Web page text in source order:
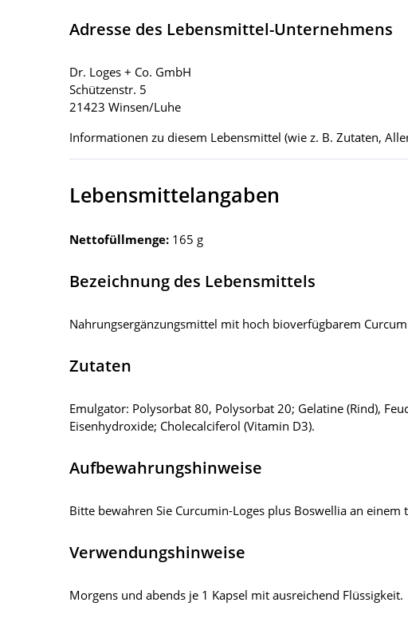
Adresse des Lebensmittel-Unternehmens
Dr. Loges + Co. GmbH
Schützenstr. 5
21423 Winsen/Luhe
Informationen zu diesem Lebensmittel (wie z. B. Zutaten,
Lebensmittelangaben
Nettofüllmenge: 165 g
Bezeichnung des Lebensmittels
Nahrungsergänzungsmittel mit hoch bioverfügbarem
Zutaten
Emulgator: Polysorbat 80, Polysorbat 20; Gelatine (Rind),
Eisenhydroxide; Cholecalciferol (Vitamin D3).
Aufbewahrungshinweise
Bitte bewahren Sie Curcumin-Loges plus Boswellia an
Verwendungshinweise
Morgens und abends je 1 Kapsel mit ausreichend Flüssigkeit.